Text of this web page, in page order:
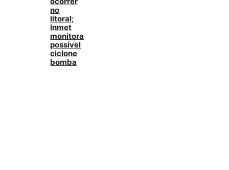
no
litoral;
Inmet
monitora
possível
ciclone
bomba